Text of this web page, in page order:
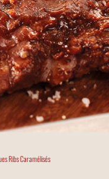
Ribs Caramélisés